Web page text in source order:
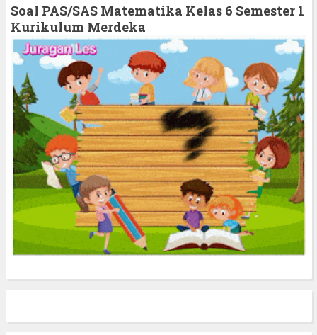
f
o
r
Soal PAS/SAS Matematika Kelas 6 Semester 1
Kurikulum Merdeka